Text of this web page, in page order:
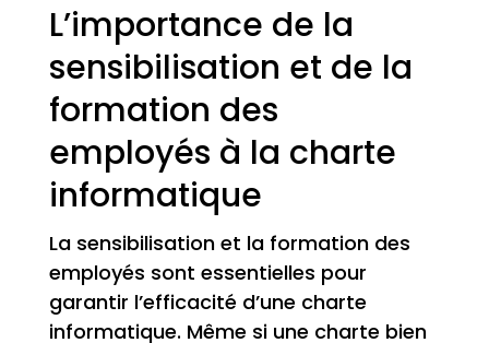
L’importance de la
sensibilisation et de la
formation des
employés à la charte
informatique
La sensibilisation et la formation des
employés sont essentielles pour
garantir l’efficacité d’une charte
informatique. Même si une charte bien